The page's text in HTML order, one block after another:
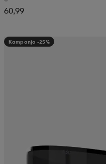
60,99
Kampanja -25%